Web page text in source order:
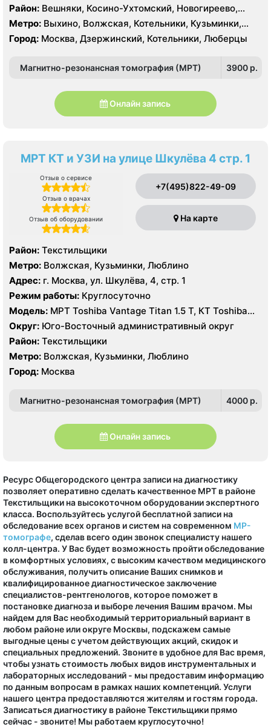
Район: Вешняки, Косино-Ухтомский, Новогиреево,
Новокосино, Выхино-Жулебино, Кузьминки, Люблино,
Некрасовка, Нижегородский, Печатники, Рязанский,
Текстильщики
Метро: Выхино, Волжская, Котельники, Кузьминки,
Лермонтовский проспект, Печатники, Рязанский
проспект, Текстильщики, Лухмановская, Окская,
Стахановская , Улица Дмитриевского, Юго-Восточная,
Некрасовка
Город: Москва, Дзержинский, Котельники, Люберцы
Магнитно-резонансная томография (МРТ) 3900 p.
Онлайн запись
МРТ КТ и УЗИ на улице Шкулёва 4 стр. 1
Отзыв о сервисе
Отзыв о врачах
Отзыв об оборудовании
+7(495)822-49-09
На карте
Район: Текстильщики
Метро: Волжская, Кузьминки, Люблино
Адрес: г. Москва, ул. Шкулёва, 4, стр. 1
Режим работы: Круглосуточно
Модель: МРТ Toshiba Vantage Titan 1.5 T, КТ Toshiba
Aquilion Prime 160 срезов, УЗИ
Округ: Юго-Восточный административный округ
Район: Текстильщики
Метро: Волжская, Кузьминки, Люблино
Город: Москва
Магнитно-резонансная томография (МРТ) 4000 p.
Онлайн запись
Ресурс Общегородского центра записи на диагностику
позволяет оперативно сделать качественное МРТ в районе
Текстильщики на высокоточном оборудовании экспертного
класса. Воспользуйтесь услугой бесплатной записи на
обследование всех органов и систем на современном МР-
томографе, сделав всего один звонок специалисту нашего
колл-центра. У Вас будет возможность пройти обследование
в комфортных условиях, с высоким качеством медицинского
обслуживания, получить описание Ваших снимков и
квалифицированное диагностическое заключение
специалистов-рентгенологов, которое поможет в
постановке диагноза и выборе лечения Вашим врачом. Мы
найдем для Вас необходимый территориальный вариант в
любом районе или округе Москвы, подскажем самые
выгодные цены с учетом действующих акций, скидок и
специальных предложений. Звоните в удобное для Вас время,
чтобы узнать стоимость любых видов инструментальных и
лабораторных исследований - мы предоставим информацию
по данным вопросам в рамках наших компетенций. Услуги
нашего центра предоставляются жителям и гостям города.
Записаться диагностику в районе Текстильщики прямо
сейчас - звоните! Мы работаем круглосуточно!